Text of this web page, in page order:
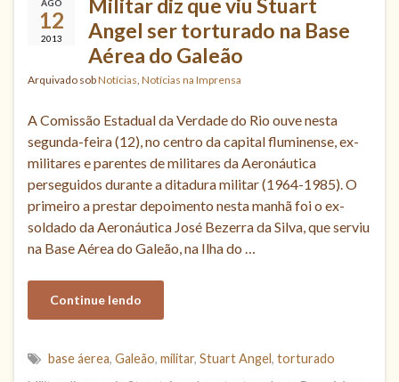
AGO
12
2013
Militar diz que viu Stuart
Angel ser torturado na Base
Aérea do Galeão
Arquivado sobNotícias, Notícias na Imprensa
A Comissão Estadual da Verdade do Rio ouve nesta
segunda-feira (12), no centro da capital fluminense, ex-
militares e parentes de militares da Aeronáutica
perseguidos durante a ditadura militar (1964-1985). O
primeiro a prestar depoimento nesta manhã foi o ex-
soldado da Aeronáutica José Bezerra da Silva, que serviu
na Base Aérea do Galeão, na Ilha do …
Continue lendo
base áerea, Galeão, militar, Stuart Angel, torturado